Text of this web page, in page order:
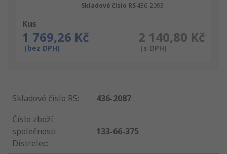
Skladové číslo RS436-2093
Kus
1 769,26 Kč
(bez DPH)
2 140,80 Kč
(s DPH)
Skladové číslo RS:
436-2087
Číslo zboží
společnosti
Distrelec:
133-66-375